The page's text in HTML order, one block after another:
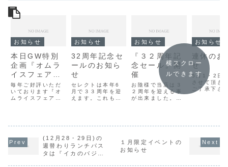
お知らせ
本日GW特別
企画『オムラ
イスフェア』
最終日
毎年ご好評いただ
いております『オ
ムライスフェア』
究極の御養卵
『極』か、今回の
為に用意した特製
デミソースがなく
お知らせ
32周年記念セ
ールのお知ら
せ
セレクトは本年6
月で３３周年を迎
えます。これも偏
致します。今回の
セールは２日間の
みの開催となりま
す。是非この機会
お知らせ
『３２周年記
念セール』開
催
お陰様で当店は３
２周年を迎える事
が出来ました。日
は下記のお知らせ
をご覧ください。
お知らせ
連休のお
せ
6月1・2日
させて頂き
ご了承下さ
横スクロー
ルできます
(12月28・29日)の
週替わりランチパス
タは『イカのバジル
１月限定イベントの
お知らせ